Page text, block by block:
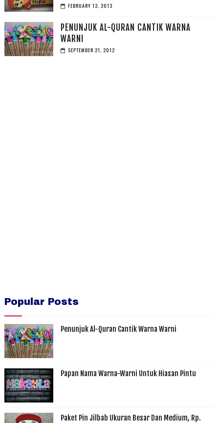
FEBRUARY 13, 2013
PENUNJUK AL-QURAN CANTIK WARNA
WARNI
SEPTEMBER 21, 2012
Popular Posts
Penunjuk Al-Quran Cantik Warna Warni
Papan Nama Warna-Warni Untuk Hiasan Pintu
Paket Pin Jilbab Ukuran Besar Dan Medium, Rp.